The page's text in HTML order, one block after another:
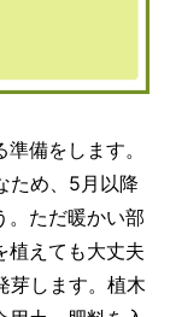
備をします。
ため、5月以降
。ただ暖かい部
植えても大丈夫
芽します。植木